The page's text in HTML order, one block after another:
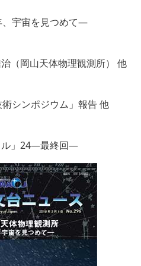
宇宙を見つめて―
（岡山天体物理観測所） 他
術シンポジウム」報告 他
ル」24―最終回―